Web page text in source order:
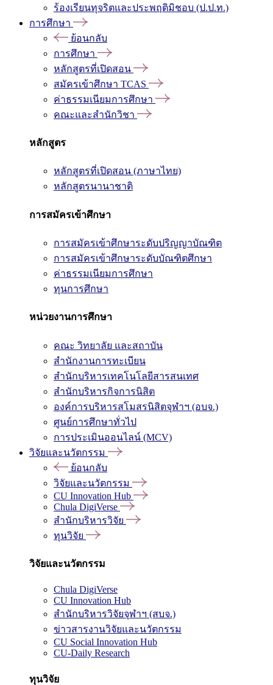
ร้องเรียนทุจริตและประพฤติมิชอบ (ป.ป.ท.)
การศึกษา
ย้อนกลับ
การศึกษา
หลักสูตรที่เปิดสอน
สมัครเข้าศึกษา TCAS
ค่าธรรมเนียมการศึกษา
คณะและสำนักวิชา
หลักสูตร
หลักสูตรที่เปิดสอน (ภาษาไทย)
หลักสูตรนานาชาติ
การสมัครเข้าศึกษา
การสมัครเข้าศึกษาระดับปริญญาบัณฑิต
การสมัครเข้าศึกษาระดับบัณฑิตศึกษา
ค่าธรรมเนียมการศึกษา
ทุนการศึกษา
หน่วยงานการศึกษา
คณะ วิทยาลัย และสถาบัน
สำนักงานการทะเบียน
สำนักบริหารเทคโนโลยีสารสนเทศ
สำนักบริหารกิจการนิสิต
องค์การบริหารสโมสรนิสิตจุฬาฯ (อบจ.)
ศูนย์การศึกษาทั่วไป
การประเมินออนไลน์ (MCV)
วิจัยและนวัตกรรม
ย้อนกลับ
วิจัยและนวัตกรรม
CU Innovation Hub
Chula DigiVerse
สำนักบริหารวิจัย
ทุนวิจัย
วิจัยและนวัตกรรม
Chula DigiVerse
CU Innovation Hub
สำนักบริหารวิจัยจุฬาฯ (สบจ.)
ข่าวสารงานวิจัยและนวัตกรรม
CU Social Innovation Hub
CU-Daily Research
ทุนวิจัย